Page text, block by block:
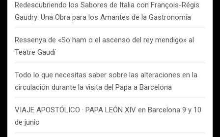
Redescubriendo los Sabores de Italia con François-Régis
Gaudry: Una Obra para los Amantes de la Gastronomía
Ressenya de «So ham o el ascenso del rey mendigo» al
Teatre Gaudí
Todo lo que necesitas saber sobre las alteraciones en la
circulación durante la visita del Papa a Barcelona
VIAJE APOSTÓLICO · PAPA LEÓN XIV en Barcelona 9 y 10
de junio